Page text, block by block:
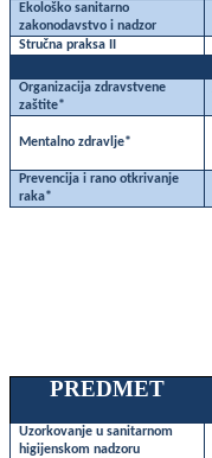
Ekološko sanitarno
zakonodavstvo i nadzor
Stručna praksa II
Organizacija zdravstvene
zaštite*
Mentalno zdravlje*
Prevencija i rano otkrivanje
raka*
PREDMET
Uzorkovanje u sanitarnom
higijenskom nadzoru